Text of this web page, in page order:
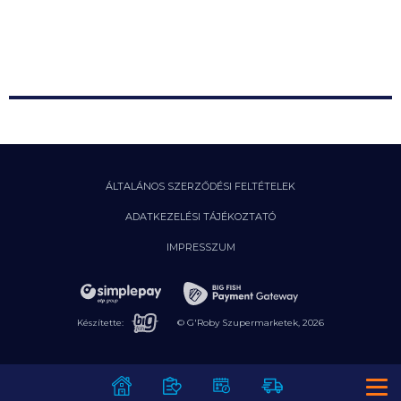
ÁLTALÁNOS SZERZŐDÉSI FELTÉTELEK
ADATKEZELÉSI TÁJÉKOZTATÓ
IMPRESSZUM
Készítette: © G'Roby Szupermarketek, 2026